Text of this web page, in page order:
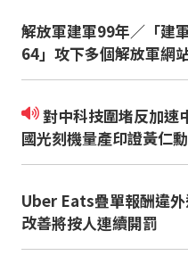
解放軍建軍99年／「建
64」攻下多個解放軍網
對中科技圍堵反加速中國科技自主？！中
國光刻機量產印證黃仁
Uber Eats疊單報酬違
改善將按人連續開罰